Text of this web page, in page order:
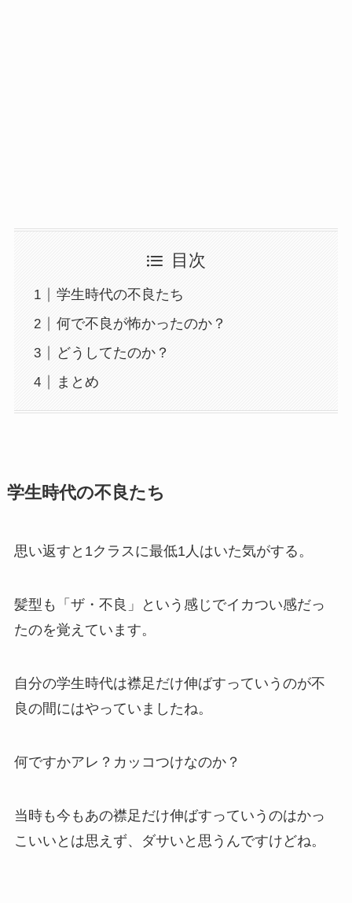
目次
学生時代の不良たち
何で不良が怖かったのか？
どうしてたのか？
まとめ
学生時代の不良たち
思い返すと1クラスに最低1人はいた気がする。
髪型も「ザ・不良」という感じでイカつい感だっ
たのを覚えています。
自分の学生時代は襟足だけ伸ばすっていうのが不
良の間にはやっていましたね。
何ですかアレ？カッコつけなのか？
当時も今もあの襟足だけ伸ばすっていうのはかっ
こいいとは思えず、ダサいと思うんですけどね。